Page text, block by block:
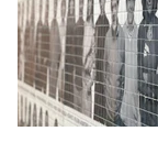
MENTE E